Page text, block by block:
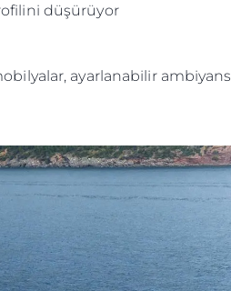
düşürüyor
ayarlanabilir ambiyans